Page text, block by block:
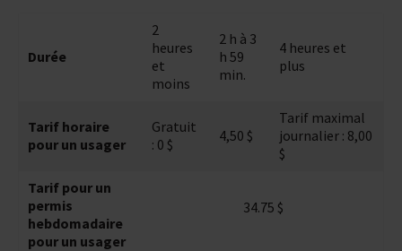
Durée
2
heures
et
moins
2 h à 3
h 59
min.
4 heures et
plus
Tarif horaire
pour un usager
Gratuit
: 0 $
4,50 $
Tarif maximal
journalier : 8,00
$
Tarif pour un
permis
hebdomadaire
pour un usager
34.75 $